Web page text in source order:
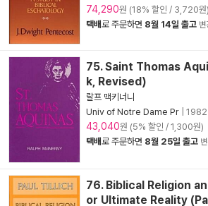
74,290원 (18% 할인 / 3,720원)
택배로 주문하면 8월 14일 출고 변
75. Saint Thomas
k, Revised)
랄프 맥키너니
Univ of Notre Dame Pr
1982
43,040원 (5% 할인 / 1,300원)
택배로 주문하면 8월 25일 출고
76. Biblical Religion
or Ultimate Reality